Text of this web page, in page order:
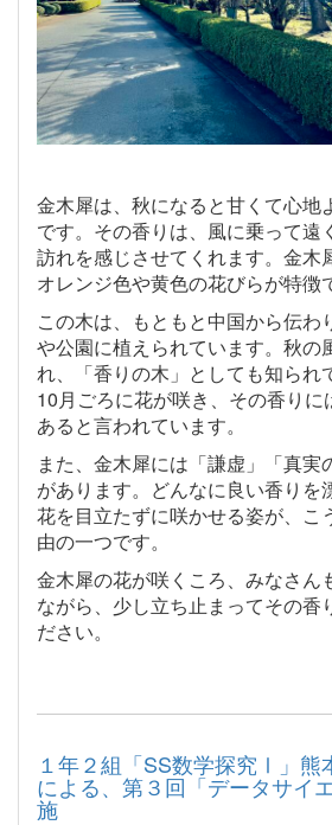
金木犀は、秋になると甘くて心地
です。その香りは、風に乗って遠
訪れを感じさせてくれます。金木
オレンジ色や黄色の花びらが特徴
この木は、もともと中国から伝わ
や公園に植えられています。秋の
れ、「香りの木」としても知られ
10月ごろに花が咲き、その香り
あると言われています。
また、金木犀には「謙虚」「真実
があります。どんなに良い香りを
花を目立たずに咲かせる姿が、こ
由の一つです。
金木犀の花が咲くころ、みなさん
ながら、少し立ち止まってその香
ださい。
１年２組「SS数学探究Ⅰ」熊
による、第３回「データサイ
施